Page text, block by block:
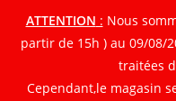
ATTENTION : Nous
partir de 15h ) au 09/08/
traitées
Cependant,le magasin